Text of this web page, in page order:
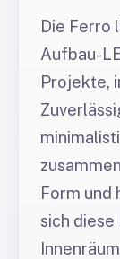
Die Ferro
Aufbau-
Projekte,
Form
sich diese